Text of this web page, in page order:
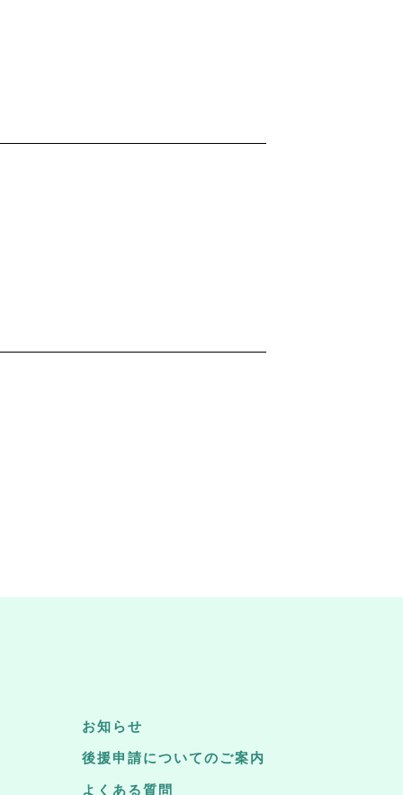
お知らせ
後援申請についてのご案内
よくある質問